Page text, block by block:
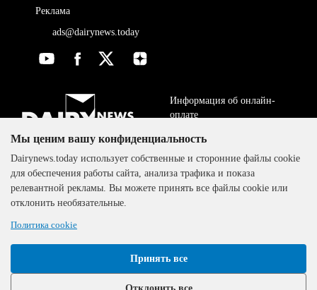
Реклама
ads@dairynews.today
The DairyNews, все права
защищены, 2000-2024
Информация об онлайн-
оплате
ДОГОВОР-ОФЕРТА
Политика
конфиденциальности
Мы ценим вашу конфиденциальность
Dairynews.today использует собственные и сторонние файлы cookie
для обеспечения работы сайта, анализа трафика и показа
релевантной рекламы. Вы можете принять все файлы cookie или
отклонить необязательные.
Политика cookie
Принять все